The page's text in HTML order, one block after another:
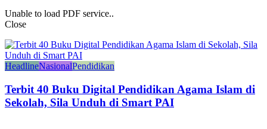
Unable to load PDF service..
Close
HeadlineNasionalPendidikan
Terbit 40 Buku Digital Pendidikan Agama Islam di
Sekolah, Sila Unduh di Smart PAI